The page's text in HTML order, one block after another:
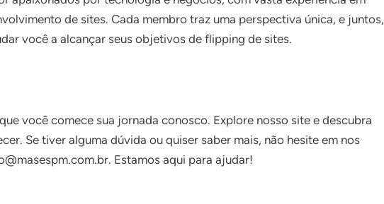
de sites. Cada membro traz uma perspectiva única, e juntos,
você a alcançar seus objetivos de flipping de sites.
você comece sua jornada conosco. Explore nosso site e descubra
Se tiver alguma dúvida ou quiser saber mais, não hesite em nos
. Estamos aqui para ajudar!